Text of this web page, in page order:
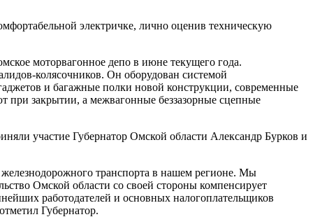
электричке, лично оценив техническую
моторвагонное депо в июне текущего года.
колясочников. Он оборудован системой
и багажные полки новой конструкции, современные
при закрытии, а межвагонные беззазорные сцепные
участие Губернатор Омской области Александр Бурков и
транспорта в нашем регионе. Мы
Омской области со своей стороны компенсирует
работодателей и основных налогоплательщиков
Губернатор.